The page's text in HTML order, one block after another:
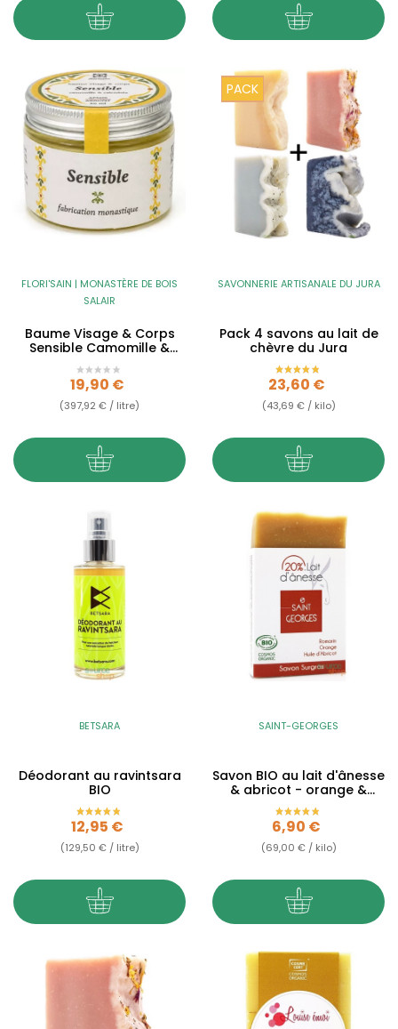
FLORI'SAIN | MONASTÈRE DE BOIS
SALAIR
Baume Visage & Corps
Sensible Camomille &
Prix
19,90 €
(397,92 € / litre)
PACK
SAVONNERIE ARTISANALE DU JURA
Pack 4 savons au lait de
chèvre du Jura
Prix
23,60 €
(43,69 € / kilo)
BETSARA
Déodorant au ravintsara
BIO
Prix
12,95 €
(129,50 € / litre)
SAINT-GEORGES
Savon BIO au lait d'ânesse
& abricot - orange &
romarin - 100g
Prix
6,90 €
(69,00 € / kilo)